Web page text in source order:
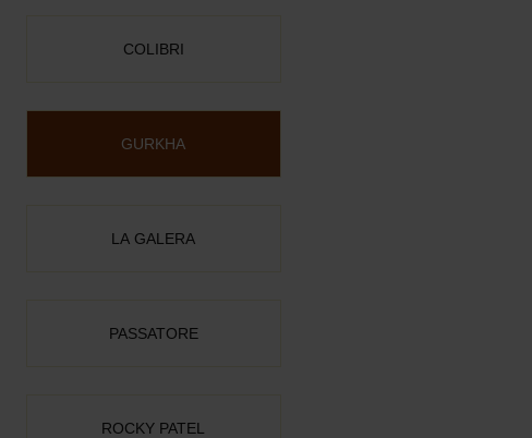
COLIBRI
GURKHA
LA GALERA
PASSATORE
ROCKY PATEL